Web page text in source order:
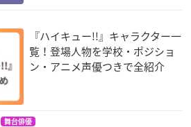
『ハイキュー!!』キャラクター一
覧！登場人物を学校・ポジショ
ン・アニメ声優つきで全紹介
舞台俳優